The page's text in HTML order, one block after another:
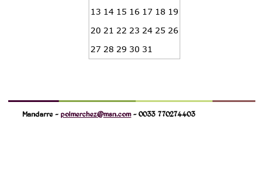
13 14 15 16 17 18 19
20 21 22 23 24 25 26
27 28 29 30 31
Mandarre -polmerchez@msn.com- 0033 770274403